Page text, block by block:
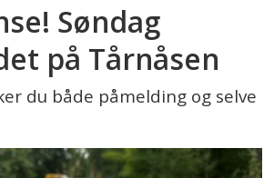
Søndag
på Tårnåsen
du både påmelding og selve